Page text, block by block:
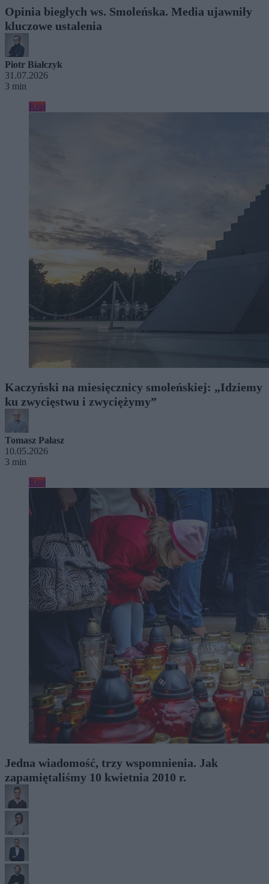
Opinia biegłych ws. Smoleńska. Media ujawniły
kluczowe ustalenia
Piotr Białczyk
31.07.2026
3 min
Kraj
Kaczyński na miesięcznicy smoleńskiej: „Idziemy
ku zwycięstwu i zwyciężymy”
Tomasz Pałasz
10.05.2026
3 min
Kraj
Jedna wiadomość, trzy wspomnienia. Jak
zapamiętaliśmy 10 kwietnia 2010 r.